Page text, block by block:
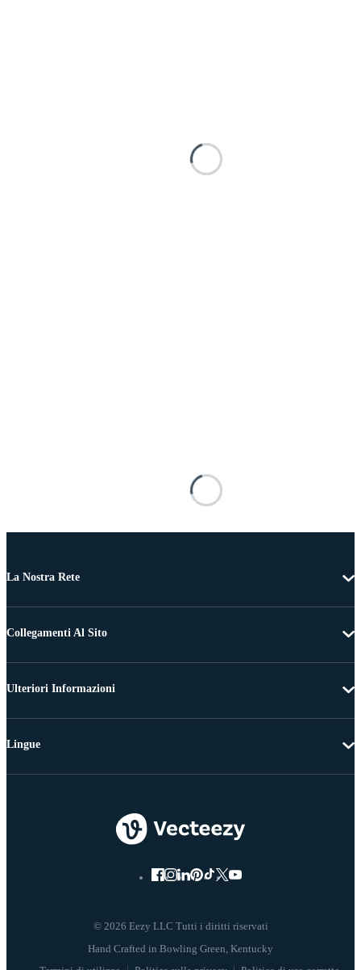
La Nostra Rete
Collegamenti Al Sito
Ulteriori Informazioni
© 2026 Eezy LLC Tutti i diritti riservati
Lingue